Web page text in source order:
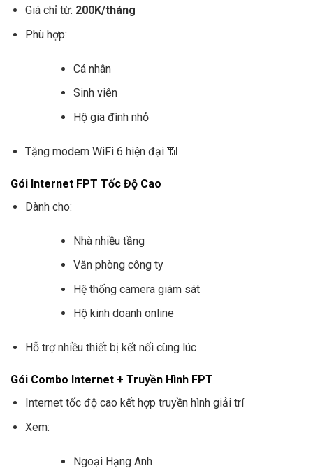
Giá chỉ từ: 200K/tháng
Phù hợp:
Cá nhân
Sinh viên
Hộ gia đình nhỏ
Tặng modem WiFi 6 hiện đại 📶
Gói Internet FPT Tốc Độ Cao
Dành cho:
Nhà nhiều tầng
Văn phòng công ty
Hệ thống camera giám sát
Hộ kinh doanh online
Hỗ trợ nhiều thiết bị kết nối cùng lúc
Gói Combo Internet + Truyền Hình FPT
Internet tốc độ cao kết hợp truyền hình giải trí
Xem:
Ngoại Hạng Anh